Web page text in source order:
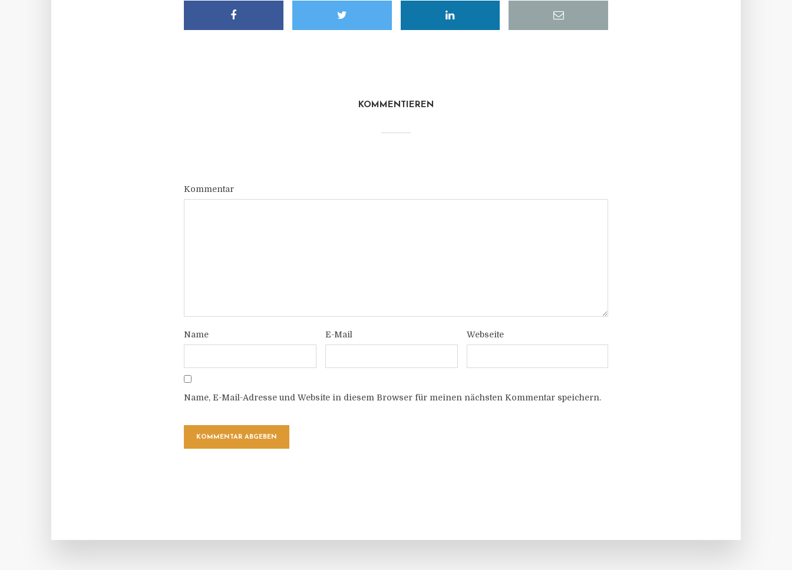
KOMMENTIEREN
Kommentar
Name E-Mail Webseite
Name, E-Mail-Adresse und Website in diesem Browser für meinen nächsten Kommentar speichern.